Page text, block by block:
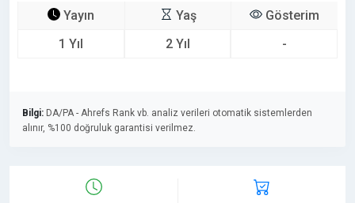
Yayın
1 Yıl
Yaş
2 Yıl
Gösterim
-
Bilgi: DA/PA - Ahrefs Rank vb. analiz verileri otomatik sistemlerden
alınır, %100 doğruluk garantisi verilmez.